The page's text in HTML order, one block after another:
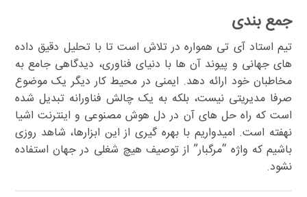
جمع بندی
تیم استاد آی تی همواره در تلاش است تا با تحلیل دقیق داده
های جهانی و پیوند آن ها با دنیای فناوری، دیدگاهی جامع به
مخاطبان خود ارائه دهد. ایمنی در محیط کار دیگر یک موضوع
صرفا مدیریتی نیست، بلکه به یک چالش فناورانه تبدیل شده
است که راه حل های آن در دل هوش مصنوعی و اینترنت اشیا
نهفته است. امیدواریم با بهره گیری از این ابزارها، شاهد روزی
باشیم که واژه “مرگبار” از توصیف هیچ شغلی در جهان استفاده
نشود.